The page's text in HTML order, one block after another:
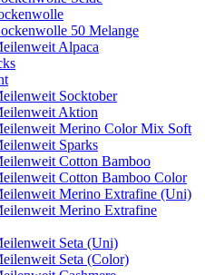
50 Melange
Alpaca
Socktober
Aktion
Merino Color Mix Soft
Sparks
Cotton Bamboo
Cotton Bamboo Color
Merino Extrafine (Uni)
Merino Extrafine
Seta (Uni)
Seta (Color)